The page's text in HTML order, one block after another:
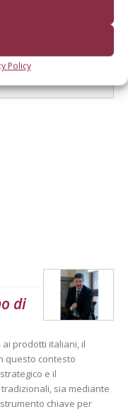
Policy
agricoltori
di
prodotti italiani, il
questo contesto
e il
sia mediante
chiave per